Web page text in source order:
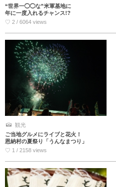
“世界一◯◯な”米軍基地に
年に一度入れるチャンス!?
♡ 2 / 6064 views
観光
ご当地グルメにライブと花火！
恩納村の夏祭り「うんなまつり」
♡ 1 / 2158 views